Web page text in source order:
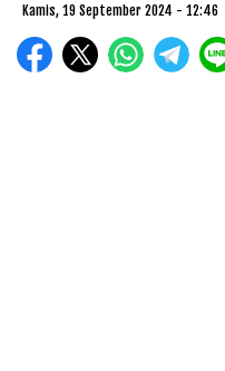
Kamis, 19 September 2024 - 12:46